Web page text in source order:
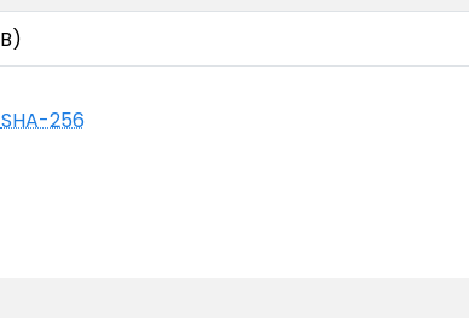
SHA-256